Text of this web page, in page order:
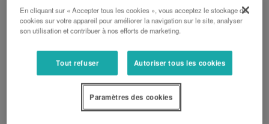
Capacité de 2, 3 ou 6m³.
En cliquant sur « Accepter tous les cookies », vous acceptez le stockage de
cookies sur votre appareil pour améliorer la navigation sur le site, analyser
son utilisation et contribuer à nos efforts de marketing.
Tout refuser Autoriser tous les cookies
Paramètres des cookies